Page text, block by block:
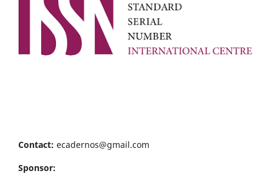
Contact: ecadernos@gmail.com
Sponsor: